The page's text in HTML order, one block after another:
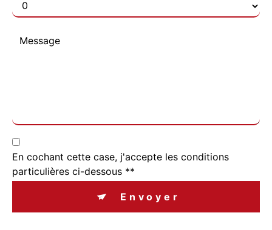
En cochant cette case, j'accepte les conditions
particulières ci-dessous **
Envoyer